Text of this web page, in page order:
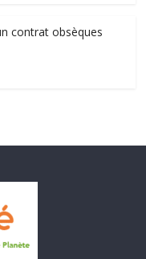
contrat obsèques